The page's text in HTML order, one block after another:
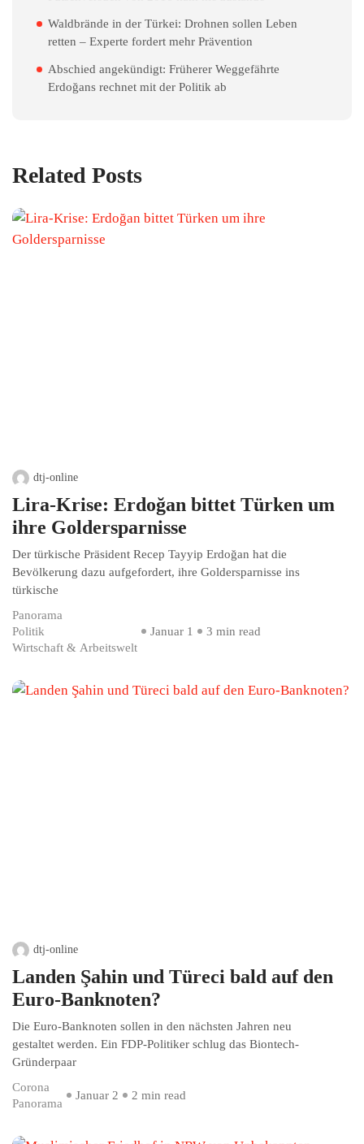
Waldbrände in der Türkei: Drohnen sollen Leben
retten – Experte fordert mehr Prävention
Abschied angekündigt: Früherer Weggefährte
Erdoğans rechnet mit der Politik ab
Related Posts
dtj-online
Lira-Krise: Erdoğan bittet Türken um
ihre Goldersparnisse
Der türkische Präsident Recep Tayyip Erdoğan hat die
Bevölkerung dazu aufgefordert, ihre Goldersparnisse ins
türkische
Panorama
Politik
Wirtschaft & Arbeitswelt
Januar 1 3 min read
dtj-online
Landen Şahin und Türeci bald auf den
Euro-Banknoten?
Die Euro-Banknoten sollen in den nächsten Jahren neu
gestaltet werden. Ein FDP-Politiker schlug das Biontech-
Gründerpaar
Corona
Panorama
Januar 2 2 min read